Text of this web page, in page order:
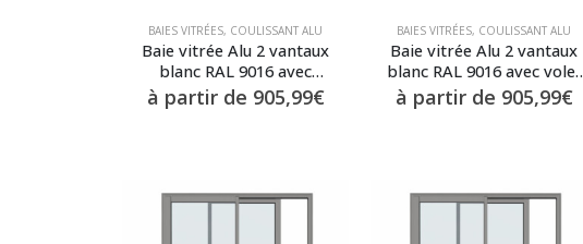
BAIES VITRÉES, COULISSANT ALU
Baie vitrée Alu 2 vantaux
blanc RAL 9016 avec
soubassement plein
à partir de 905,99€
BAIES VITRÉES, COULISSANT ALU
Baie vitrée Alu 2 vantaux
blanc RAL 9016 avec volet
roulant intégré
à partir de 905,99€